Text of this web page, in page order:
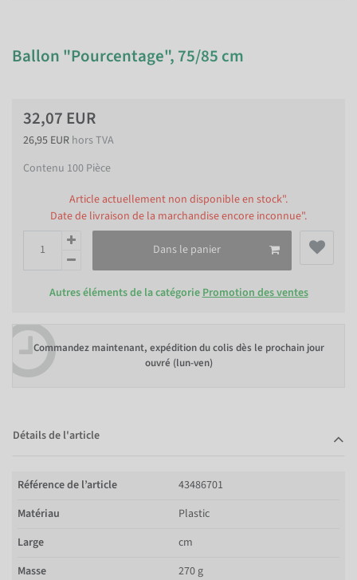
Ballon "Pourcentage", 75/85 cm
32,07 EUR
26,95 EUR hors TVA
Contenu 100 Pièce
Article actuellement non disponible en stock".
Date de livraison de la marchandise encore inconnue".
Dans le panier
Autres éléments de la catégorie Promotion des ventes
Commandez maintenant, expédition du colis dès le prochain jour
ouvré (lun-ven)
Détails de l'article
Référence de l’article
43486701
Matériau
Plastic
Large
cm
Masse
270 g